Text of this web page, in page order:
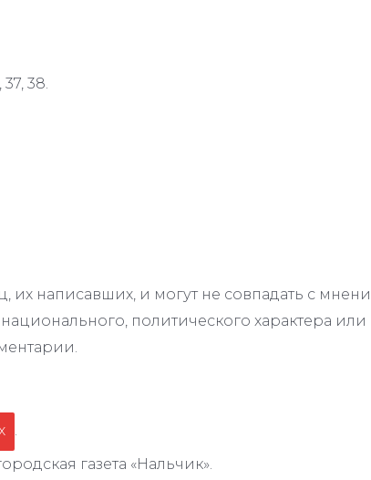
38.
написавших, и могут не совпадать с
политического характера
.
газета «Нальчик».